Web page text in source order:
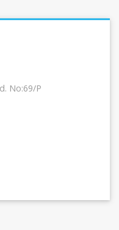
No:69/P